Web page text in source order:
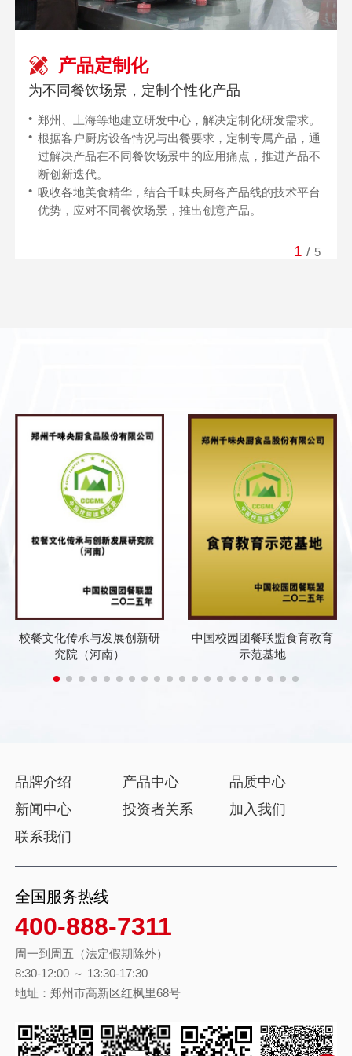
产品定制化
为不同餐饮场景，定制个性化产品
郑州、上海等地建立研发中心，解决定制化研发需求。
根据客户厨房设备情况与出餐要求，定制专属产品，通
过解决产品在不同餐饮场景中的应用痛点，推进产品不
断创新迭代。
吸收各地美食精华，结合千味央厨各产品线的技术平台
优势，应对不同餐饮场景，推出创意产品。
服务专属化
秉承“因您而需”的服务理念，根据不同客户的需求，提
供符合不同客户需要的售前、售中、售后贴身服务。
品质标杆化
千味央厨制订并执行的所有产品质量检验标准，均高于
行业平均水平，在行业内起到树立行业更高标准的作
用。
多年来，始终是各领域头部大型连锁餐饮企业的核心供
应商，坚守严格的质量管理体系不放松。
千味央厨的所有产品，包括OEM企业所供产品在内，
创新优先化
作为一家以创新求发展的企业，千味央厨秉承创新优先
的企业管理思想，建立鼓励创新发展的制度与组织管理
机制，支持千味央厨品牌在市场战略、产品技术、服务
体系、生产管理等全领域，勇开行业先河，餐饮供应链
行业的前瞻方向。
价值最大化
坚持总成本最低的产品设计理念，对成本的精准控制体
系，覆盖采购、研发、生产、运营、客户使用、消费者
体验全过程，为客户创造价值，与合作伙伴实现共赢。
1 / 5
校餐文化传承与发展创新研
究院（河南）
中国校园团餐联盟食育教育
示范基地
品牌介绍 产品中心
品质中心
新闻中心
投资者关系
加入我们
联系我们
全国服务热线
400-888-7311
周一到周五（法定假期除外）
8:30-12:00 ～ 13:30-17:30
地址：郑州市高新区红枫里68号